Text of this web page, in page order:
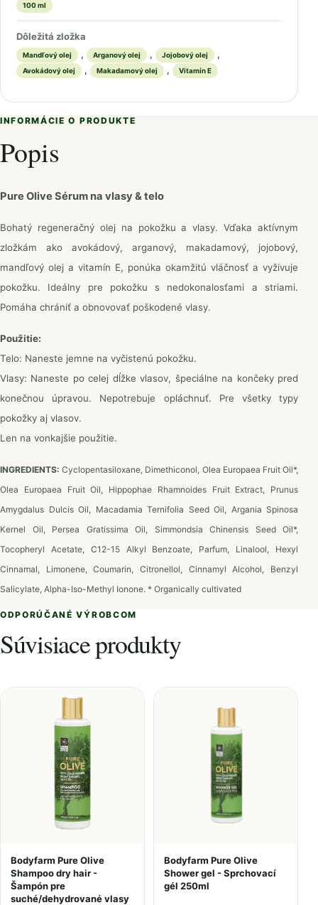
100 ml
Dôležitá zložka
Mandľový olej , Arganový olej , Jojobový olej ,
Avokádový olej , Makadamový olej , Vitamín E
INFORMÁCIE O PRODUKTE
Popis
Pure Olive Sérum na vlasy & telo
Bohatý regeneračný olej na pokožku a vlasy. Vďaka aktívnym
zložkám ako avokádový, arganový, makadamový, jojobový,
mandľový olej a vitamín E, ponúka okamžitú vláčnosť a vyživuje
pokožku. Ideálny pre pokožku s nedokonalosťami a striami.
Pomáha chrániť a obnovovať poškodené vlasy.
Použitie:
Telo: Naneste jemne na vyčistenú pokožku.
Vlasy: Naneste po celej dĺžke vlasov, špeciálne na končeky pred
konečnou úpravou. Nepotrebuje opláchnuť. Pre všetky typy
pokožky aj vlasov.
Len na vonkajšie použitie.
INGREDIENTS: Cyclopentasiloxane, Dimethiconol, Olea Europaea Fruit Oil*,
Olea Europaea Fruit Oil, Hippophae Rhamnoides Fruit Extract, Prunus
Amygdalus Dulcis Oil, Macadamia Ternifolia Seed Oil, Argania Spinosa
Kernel Oil, Persea Gratissima Oil, Simmondsia Chinensis Seed Oil*,
Tocopheryl Acetate, C12-15 Alkyl Βenzoate, Parfum, Linalool, Hexyl
Cinnamal, Limonene, Coumarin, Citronellol, Cinnamyl Alcohol, Benzyl
Salicylate, Alpha-Iso-Methyl Ionone. * Οrganically cultivated
ODPORÚČANÉ VÝROBCOM
Súvisiace produkty
Bodyfarm Pure Olive
Shampoo dry hair -
Šampón pre
suché/dehydrované vlasy
Bodyfarm Pure Olive
Shower gel - Sprchovací
gél 250ml